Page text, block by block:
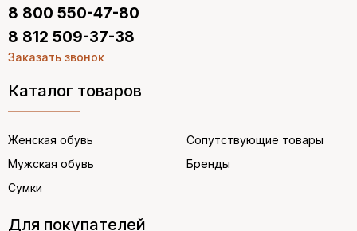
Каталог товаров
Женская обувь
Мужская обувь
Сумки
Сопутствующие товары
Бренды
Для покупателей
8 800 550-47-80
8 812 509-37-38
Заказать звонок